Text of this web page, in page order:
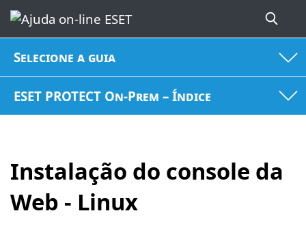
Selecione a guia
ESET PROTECT On-Prem – Índice
Instalação do console da
Web - Linux